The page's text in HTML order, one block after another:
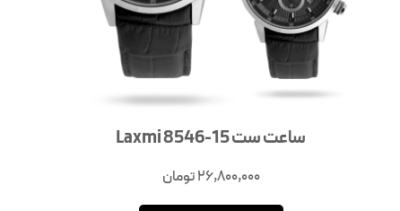
ساعت ست Laxmi 8546-15
26,800,000تومان